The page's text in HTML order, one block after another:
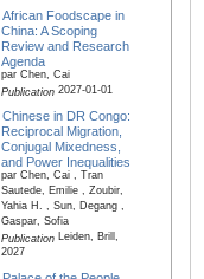
African Foodscape in
China: A Scoping
Review and Research
Agenda
par Chen, Cai
Publication2027-01-01
Chinese in DR Congo:
Reciprocal Migration,
Conjugal Mixedness,
and Power Inequalities
par Chen, Cai , Tran
Sautede, Emilie , Zoubir,
Yahia H. , Sun, Degang ,
Gaspar, Sofia
PublicationLeiden, Brill,
2027